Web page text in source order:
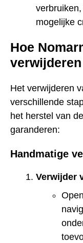
mogelijke
Hoe
verwijderen
Het verwijderen
verschillende
het herstel van
garanderen:
Handmatige
Verwijder